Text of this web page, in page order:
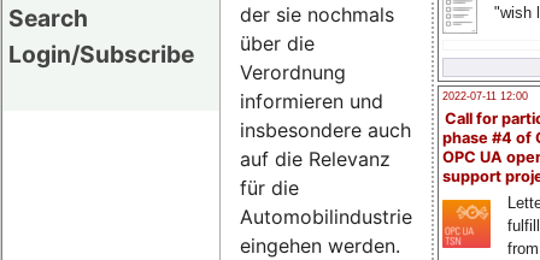
Search
Login/Subscribe
"wish
2022-07-11 12:00
Call for
phase #4 of
OPC UA
support
der sie nochmals
über die
Verordnung
informieren und
insbesondere auch
auf die Relevanz
für die
Automobilindustrie
eingehen werden.